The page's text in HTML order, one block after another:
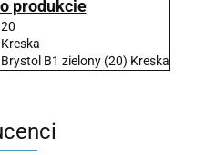
produkcie
20
Kreska
Brystol B1 zielony (20) Kreska